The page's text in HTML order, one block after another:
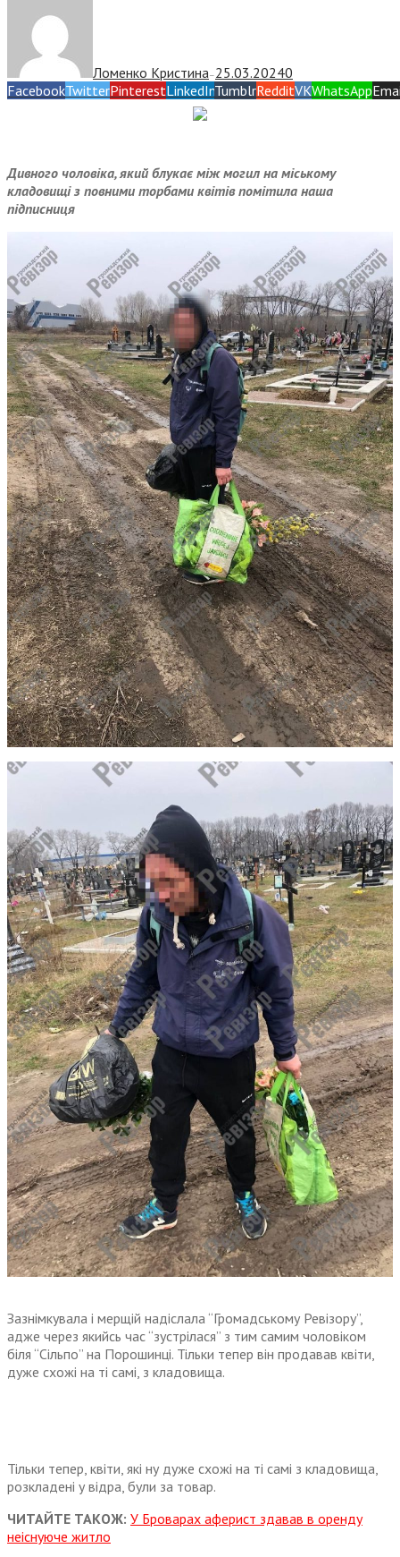
Ломенко Кристина— 25.03.20240
FacebookTwitterPinterestLinkedInTumblrRedditVKWhatsApp
Дивного чоловіка, який блукає між могил на міському
кладовищі з повними торбами квітів помітила наша
підписниця
Зазнімкувала і мерщій надіслала “Громадському Ревізору”,
адже через якийсь час “зустрілася” з тим самим чоловіком
біля “Сільпо” на Порошинці. Тільки тепер він продавав квіти,
дуже схожі на ті самі, з кладовища.
Тільки тепер, квіти, які ну дуже схожі на ті самі з кладовища,
розкладені у відра, були за товар.
ЧИТАЙТЕ ТАКОЖ: У Броварах аферист здавав в оренду
неіснуюче житло